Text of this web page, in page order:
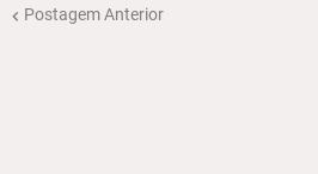
Postagem Anterior